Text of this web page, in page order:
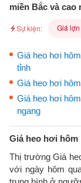
miền Bắc và cao
Sự kiện: Giá
Giá heo hơi
tỉnh
Giá heo hơi
Giá heo hơi
ngang
Giá heo hơi hôm
Thị trường Giá
với ngày hôm